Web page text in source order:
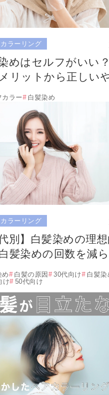
ラーリング
めはセルフがいい
リットから正しい
説！
カラー 白髪染め
ラーリング
代別】白髪染めの理
髪染めの回数を減
め 白髪の原因 30代向け
白髪染
け
50代向け